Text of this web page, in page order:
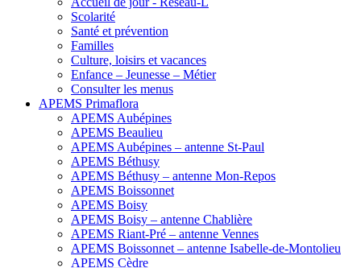
Scolarité
Santé et prévention
Familles
Culture, loisirs et vacances
Enfance – Jeunesse – Métier
Consulter les menus
APEMS Primaflora
APEMS Aubépines
APEMS Beaulieu
APEMS Aubépines – antenne St-Paul
APEMS Béthusy
APEMS Béthusy – antenne Mon-Repos
APEMS Boissonnet
APEMS Boisy
APEMS Boisy – antenne Chablière
APEMS Riant-Pré – antenne Vennes
APEMS Boissonnet – antenne Isabelle-de-Montolieu
APEMS Cèdre